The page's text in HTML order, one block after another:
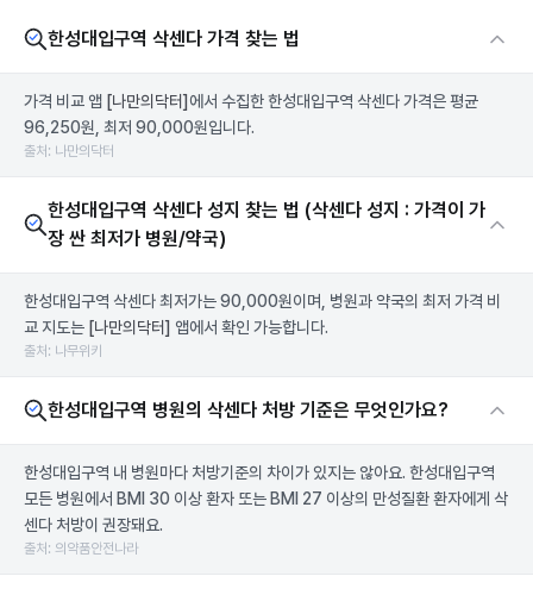
한성대입구역 삭센다 가격 찾는 법
가격 비교 앱 [나만의닥터] 에서 수집한 한성대입구역 삭센다 가격은 평균
96,250원, 최저 90,000원입니다.
출처: 나만의닥터
한성대입구역 삭센다 성지 찾는 법 (삭센다 성지 : 가격이 가
장 싼 최저가 병원/약국)
한성대입구역 삭센다 최저가는 90,000원이며, 병원과 약국의 최저 가격 비
교 지도는 [나만의닥터] 앱에서 확인 가능합니다.
출처: 나무위키
한성대입구역 병원의 삭센다 처방 기준은 무엇인가요?
한성대입구역 내 병원마다 처방기준의 차이가 있지는 않아요. 한성대입구역
모든 병원에서 BMI 30 이상 환자 또는 BMI 27 이상의 만성질환 환자에게 삭
센다 처방이 권장돼요.
출처: 의약품안전나라